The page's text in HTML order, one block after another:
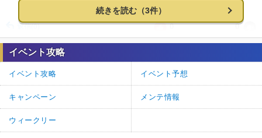
返信(0) 0 0
神ゲー攻略＠FGO攻略班
>>1
コメントによるご指摘ありがとうございます。
「必要性」の誤字を修正しました。
返信 (0)
続きを読む（3件）
イベント攻略
イベント攻略 イベント予想
キャンペーン メンテ情報
ウィークリー